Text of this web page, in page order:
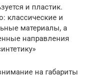
и пластик.
классические и
материалы, а
направления
на габариты